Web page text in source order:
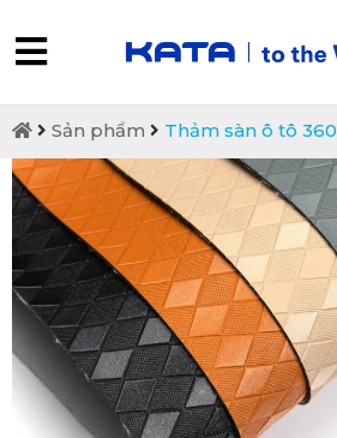
Sản phẩm Thảm sàn ô tô 360